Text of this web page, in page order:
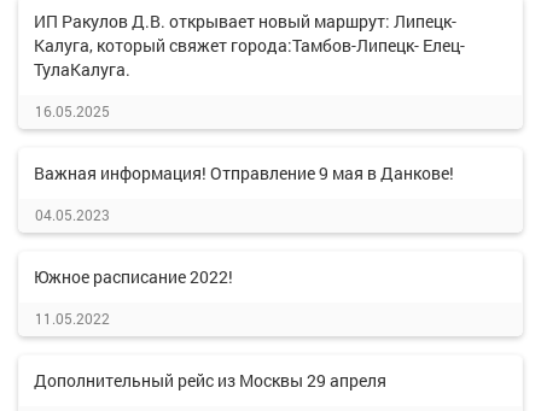
ИП Ракулов Д.В. открывает новый маршрут: Липецк-
Калуга, который свяжет города:Тамбов-Липецк- Елец-
ТулаКалуга.
16.05.2025
Важная информация! Отправление 9 мая в Данкове!
04.05.2023
Южное расписание 2022!
11.05.2022
Дополнительный рейс из Москвы 29 апреля